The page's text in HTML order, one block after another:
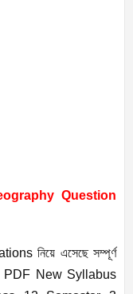
Question
নিয়ে এসেছে সম্পূর্ণ
PDF New Syllabus